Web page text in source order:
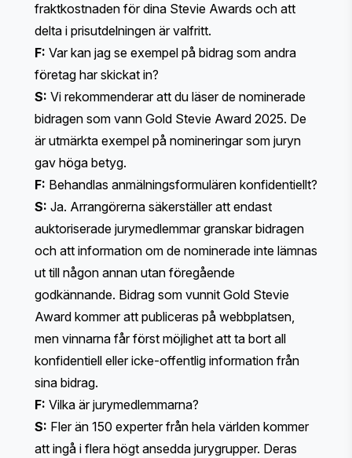
fraktkostnaden för dina Stevie Awards och att
delta i prisutdelningen är valfritt.
F: Var kan jag se exempel på bidrag som andra
företag har skickat in?
S: Vi rekommenderar att du läserde nominerade
bidragen som vann Gold Stevie Award 2025. De
är utmärkta exempel på nomineringar som juryn
gav höga betyg.
F: Behandlas anmälningsformulären konfidentiellt?
S: Ja. Arrangörerna säkerställer att endast
auktoriserade jurymedlemmar granskar bidragen
och att information om de nominerade inte lämnas
ut till någon annan utan föregående
godkännande. Bidrag som vunnit Gold Stevie
Award kommer att publiceras på webbplatsen,
men vinnarna får först möjlighet att ta bort all
konfidentiell eller icke-offentlig information från
sina bidrag.
F: Vilka är jurymedlemmarna?
S: Fler än 150 experter från hela världen kommer
att ingå i flera högt ansedda jurygrupper. Deras